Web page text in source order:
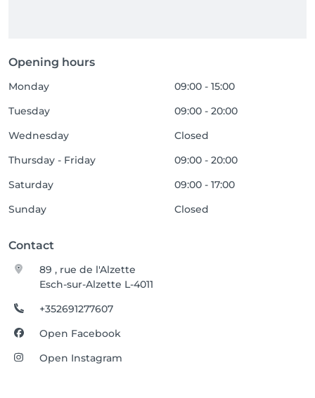
Opening hours
Monday
09:00 - 15:00
Tuesday
09:00 - 20:00
Wednesday
Closed
Thursday - Friday
09:00 - 20:00
Saturday
09:00 - 17:00
Sunday
Closed
Contact
89 , rue de l'Alzette
Esch-sur-Alzette L-4011
+352691277607
Open Facebook
Open Instagram